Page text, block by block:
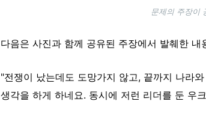
문제의 주장이
다음은 사진과 함께 공유된 주장에서 발췌한 내
"전쟁이 났는데도 도망가지 않고, 끝까지 나라
생각을 하게 하네요. 동시에 저런 리더를 둔 우